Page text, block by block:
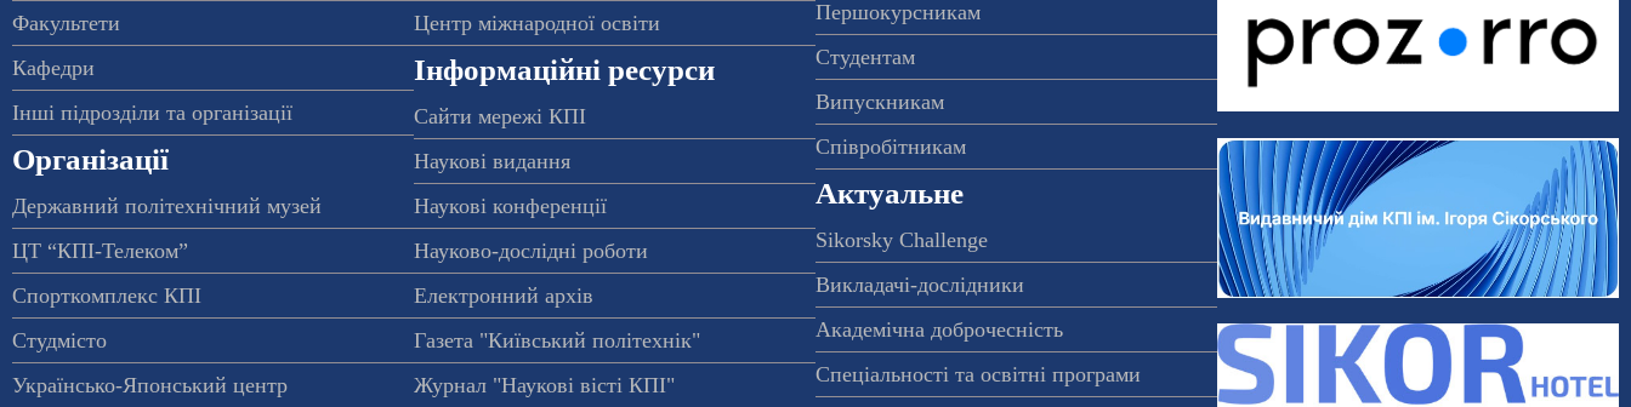
Факультети
Кафедри
Інші підрозділи та організації
Організації
Державний політехнічний музей
ЦТ “КПІ-Телеком”
Спорткомплекс КПІ
Студмісто
Українсько-Японський центр
Центр міжнародної освіти
Інформаційні ресурси
Сайти мережі КПІ
Наукові видання
Наукові конференції
Науково-дослідні роботи
Електронний архів
Газета "Київський політехнік"
Журнал "Наукові вісті КПІ"
Першокурсникам
Студентам
Випускникам
Співробітникам
Актуальне
Sikorsky Challenge
Викладачі-дослідники
Академічна доброчесність
Спеціальності та освітні програми